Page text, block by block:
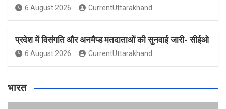
6 August 2026 CurrentUttarakhand
प्रदेश में विसंगति और अनमैप्ड मतदाताओं की सुनवाई जारी- सीईओ
6 August 2026 CurrentUttarakhand
भारत